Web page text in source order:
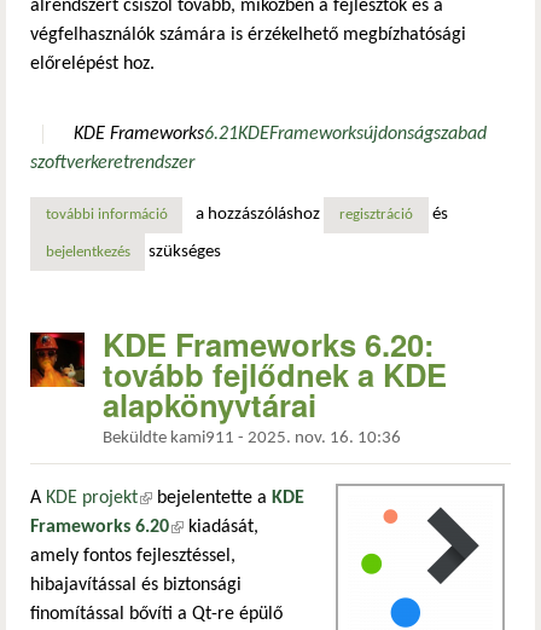
alrendszert csiszol tovább, miközben a fejlesztők és a
végfelhasználók számára is érzékelhető megbízhatósági
előrelépést hoz.
KDE Frameworks6.21KDEFrameworksújdonságszabad
szoftverkeretrendszer
további információmegjelent a kde frameworks 6.21 – kiterjedt
a hozzászóláshoz regisztráció és
bejelentkezés szükséges
KDE Frameworks 6.20:
tovább fejlődnek a KDE
alapkönyvtárai
Beküldte kami911 - 2025. nov. 16. 10:36
A KDE projekt(külső hivatkozás)
bejelentette a KDE
Frameworks 6.20(külső hivatkozás)
kiadását,
amely fontos fejlesztéssel,
hibajavítással és biztonsági
finomítással bővíti a Qt-re épülő